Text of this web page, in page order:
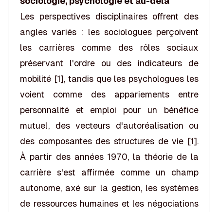
Les perspectives disciplinaires offrent des
angles variés : les sociologues perçoivent
les carrières comme des rôles sociaux
préservant l'ordre ou des indicateurs de
mobilité [1], tandis que les psychologues les
voient comme des appariements entre
personnalité et emploi pour un bénéfice
mutuel, des vecteurs d'autoréalisation ou
des composantes des structures de vie [1].
À partir des années 1970, la théorie de la
carrière s'est affirmée comme un champ
autonome, axé sur la gestion, les systèmes
de ressources humaines et les négociations